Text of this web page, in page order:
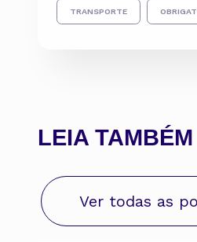
TRANSPORTE
LEIA TAMBÉM
Ver todas as